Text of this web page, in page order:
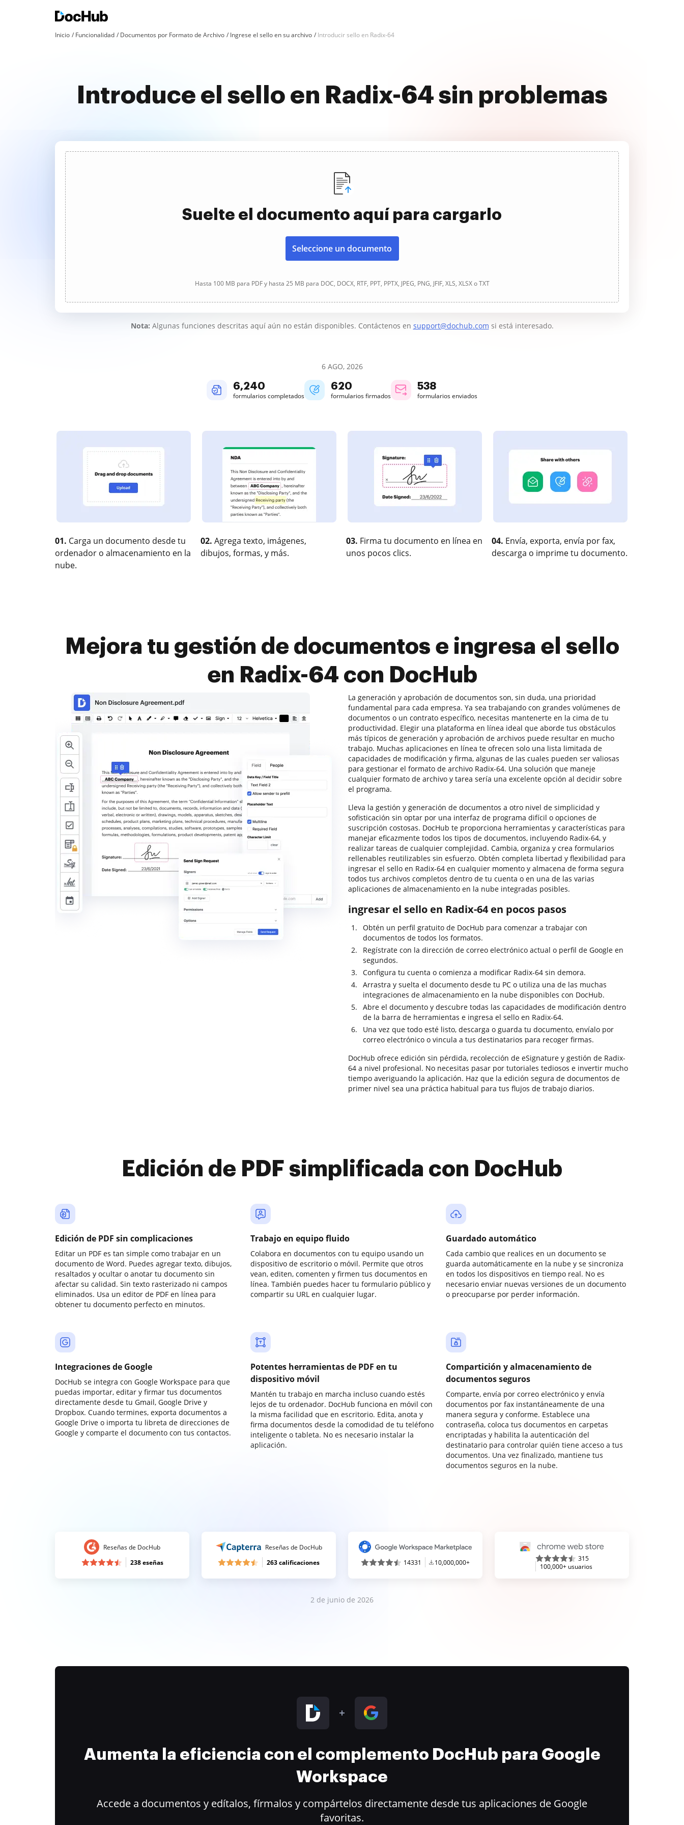
Inicio Funcionalidad Documentos por Formato de Archivo Ingrese el sello en su archivo Introducir sello en Radix-64
Introduce el sello en Radix-64 sin problemas
Suelte el documento aquí para cargarlo
Seleccione un documento
Hasta 100 MB para PDF y hasta 25 MB para DOC, DOCX, RTF, PPT, PPTX, JPEG, PNG, JFIF, XLS, XLSX o TXT
Nota: Algunas funciones descritas aquí aún no están disponibles. Contáctenos en support@dochub.com si está interesado.
6 AGO, 2026
6,240
formularios completados
620
formularios firmados
538
formularios enviados
01. Carga un documento desde tu
ordenador o almacenamiento en la
nube.
02. Agrega texto, imágenes,
dibujos, formas, y más.
03. Firma tu documento en línea en
unos pocos clics.
04. Envía, exporta, envía por fax,
descarga o imprime tu documento.
Mejora tu gestión de documentos e ingresa el sello
en Radix-64 con DocHub
La generación y aprobación de documentos son, sin duda, una prioridad
fundamental para cada empresa. Ya sea trabajando con grandes volúmenes de
documentos o un contrato específico, necesitas mantenerte en la cima de tu
productividad. Elegir una plataforma en línea ideal que aborde tus obstáculos
más típicos de generación y aprobación de archivos puede resultar en mucho
trabajo. Muchas aplicaciones en línea te ofrecen solo una lista limitada de
capacidades de modificación y firma, algunas de las cuales pueden ser valiosas
para gestionar el formato de archivo Radix-64. Una solución que maneje
cualquier formato de archivo y tarea sería una excelente opción al decidir sobre
el programa.
Lleva la gestión y generación de documentos a otro nivel de simplicidad y
sofisticación sin optar por una interfaz de programa difícil o opciones de
suscripción costosas. DocHub te proporciona herramientas y características para
manejar eficazmente todos los tipos de documentos, incluyendo Radix-64, y
realizar tareas de cualquier complejidad. Cambia, organiza y crea formularios
rellenables reutilizables sin esfuerzo. Obtén completa libertad y flexibilidad para
ingresar el sello en Radix-64 en cualquier momento y almacena de forma segura
todos tus archivos completos dentro de tu cuenta o en una de las varias
aplicaciones de almacenamiento en la nube integradas posibles.
ingresar el sello en Radix-64 en pocos pasos
Obtén un perfil gratuito de DocHub para comenzar a trabajar con
documentos de todos los formatos.
Regístrate con la dirección de correo electrónico actual o perfil de Google en
segundos.
Configura tu cuenta o comienza a modificar Radix-64 sin demora.
Arrastra y suelta el documento desde tu PC o utiliza una de las muchas
integraciones de almacenamiento en la nube disponibles con DocHub.
Abre el documento y descubre todas las capacidades de modificación dentro
de la barra de herramientas e ingresa el sello en Radix-64.
Una vez que todo esté listo, descarga o guarda tu documento, envíalo por
correo electrónico o vincula a tus destinatarios para recoger firmas.
DocHub ofrece edición sin pérdida, recolección de eSignature y gestión de Radix-
64 a nivel profesional. No necesitas pasar por tutoriales tediosos e invertir mucho
tiempo averiguando la aplicación. Haz que la edición segura de documentos de
primer nivel sea una práctica habitual para tus flujos de trabajo diarios.
Edición de PDF simplificada con DocHub
Edición de PDF sin complicaciones
Editar un PDF es tan simple como trabajar en un
documento de Word. Puedes agregar texto, dibujos,
resaltados y ocultar o anotar tu documento sin
afectar su calidad. Sin texto rasterizado ni campos
eliminados. Usa un editor de PDF en línea para
obtener tu documento perfecto en minutos.
Trabajo en equipo fluido
Colabora en documentos con tu equipo usando un
dispositivo de escritorio o móvil. Permite que otros
vean, editen, comenten y firmen tus documentos en
línea. También puedes hacer tu formulario público y
compartir su URL en cualquier lugar.
Guardado automático
Cada cambio que realices en un documento se
guarda automáticamente en la nube y se sincroniza
en todos los dispositivos en tiempo real. No es
necesario enviar nuevas versiones de un documento
o preocuparse por perder información.
Integraciones de Google
DocHub se integra con Google Workspace para que
puedas importar, editar y firmar tus documentos
directamente desde tu Gmail, Google Drive y
Dropbox. Cuando termines, exporta documentos a
Google Drive o importa tu libreta de direcciones de
Google y comparte el documento con tus contactos.
Potentes herramientas de PDF en tu
dispositivo móvil
Mantén tu trabajo en marcha incluso cuando estés
lejos de tu ordenador. DocHub funciona en móvil con
la misma facilidad que en escritorio. Edita, anota y
firma documentos desde la comodidad de tu teléfono
inteligente o tableta. No es necesario instalar la
aplicación.
Compartición y almacenamiento de
documentos seguros
Comparte, envía por correo electrónico y envía
documentos por fax instantáneamente de una
manera segura y conforme. Establece una
contraseña, coloca tus documentos en carpetas
encriptadas y habilita la autenticación del
destinatario para controlar quién tiene acceso a tus
documentos. Una vez finalizado, mantiene tus
documentos seguros en la nube.
Reseñas de DocHub
238 eseñas
Reseñas de DocHub
263 calificaciones
14331 10,000,000+
315
100,000+ usuarios
2 de junio de 2026
Aumenta la eficiencia con el complemento DocHub para Google
Workspace
Accede a documentos y edítalos, fírmalos y compártelos directamente desde tus aplicaciones de Google
favoritas.